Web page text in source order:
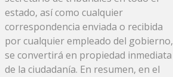
estado, así como cualquier
correspondencia enviada o recibida
por cualquier empleado del gobierno,
se convertirá en propiedad inmediata
de la ciudadanía. En resumen, en el